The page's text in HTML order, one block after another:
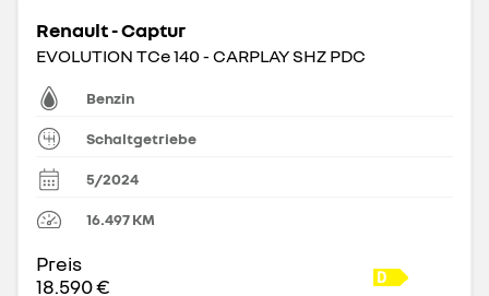
Renault - Captur
EVOLUTION TCe 140 - CARPLAY SHZ PDC
Benzin
Schaltgetriebe
5/2024
16.497KM
Preis
18.590 €